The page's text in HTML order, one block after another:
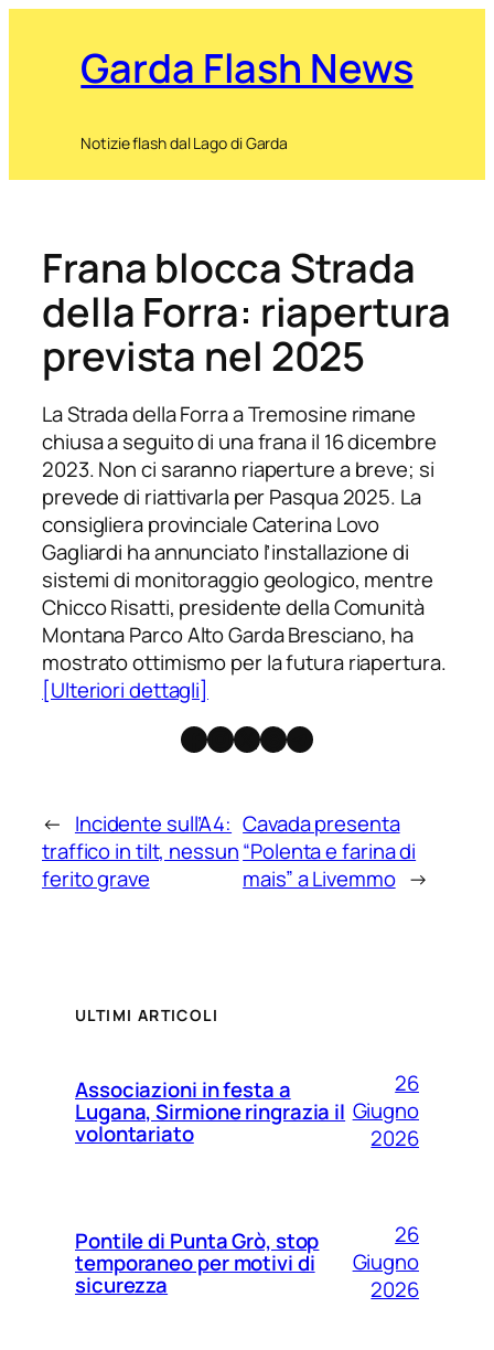
Garda Flash News
Notizie flash dal Lago di Garda
Frana blocca Strada
della Forra: riapertura
prevista nel 2025
La Strada della Forra a Tremosine rimane
chiusa a seguito di una frana il 16 dicembre
2023. Non ci saranno riaperture a breve; si
prevede di riattivarla per Pasqua 2025. La
consigliera provinciale Caterina Lovo
Gagliardi ha annunciato l’installazione di
sistemi di monitoraggio geologico, mentre
Chicco Risatti, presidente della Comunità
Montana Parco Alto Garda Bresciano, ha
mostrato ottimismo per la futura riapertura.
[Ulteriori dettagli]
Facebook
Instagram
X Threads
Telegram
← Incidente sull’A4:
traffico in tilt, nessun
ferito grave
Cavada presenta
“Polenta e farina di
mais” a Livemmo →
ULTIMI ARTICOLI
Associazioni in festa a
Lugana, Sirmione ringrazia il
volontariato
26
Giugno
2026
Pontile di Punta Grò, stop
temporaneo per motivi di
sicurezza
26
Giugno
2026